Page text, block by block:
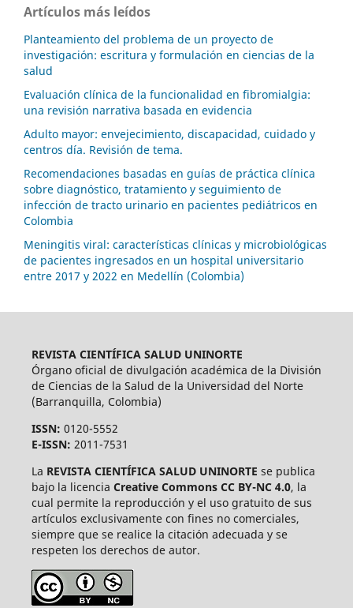
Artículos más leídos
Planteamiento del problema de un proyecto de
investigación: escritura y formulación en ciencias de la
salud
Evaluación clínica de la funcionalidad en fibromialgia:
una revisión narrativa basada en evidencia
Adulto mayor: envejecimiento, discapacidad, cuidado y
centros día. Revisión de tema.
Recomendaciones basadas en guías de práctica clínica
sobre diagnóstico, tratamiento y seguimiento de
infección de tracto urinario en pacientes pediátricos en
Colombia
Meningitis viral: características clínicas y microbiológicas
de pacientes ingresados en un hospital universitario
entre 2017 y 2022 en Medellín (Colombia)
REVISTA CIENTÍFICA SALUD UNINORTE
Órgano oficial de divulgación académica de la División
de Ciencias de la Salud de la Universidad del Norte
(Barranquilla, Colombia)
ISSN: 0120-5552
E-ISSN: 2011-7531
La REVISTA CIENTÍFICA SALUD UNINORTE se publica
bajo la licencia Creative Commons CC BY-NC 4.0, la
cual permite la reproducción y el uso gratuito de sus
artículos exclusivamente con fines no comerciales,
siempre que se realice la citación adecuada y se
respeten los derechos de autor.